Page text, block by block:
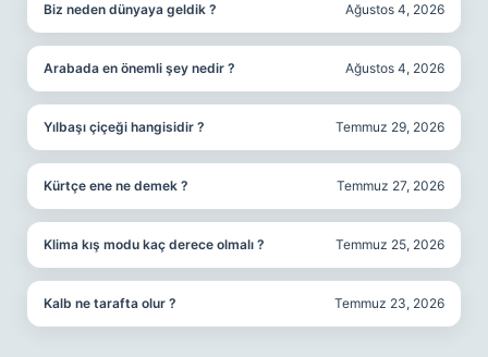
Biz neden dünyaya geldik ? Ağustos 4, 2026
Arabada en önemli şey nedir ? Ağustos 4, 2026
Yılbaşı çiçeği hangisidir ? Temmuz 29, 2026
Kürtçe ene ne demek ? Temmuz 27, 2026
Klima kış modu kaç derece olmalı ? Temmuz 25, 2026
Kalb ne tarafta olur ? Temmuz 23, 2026